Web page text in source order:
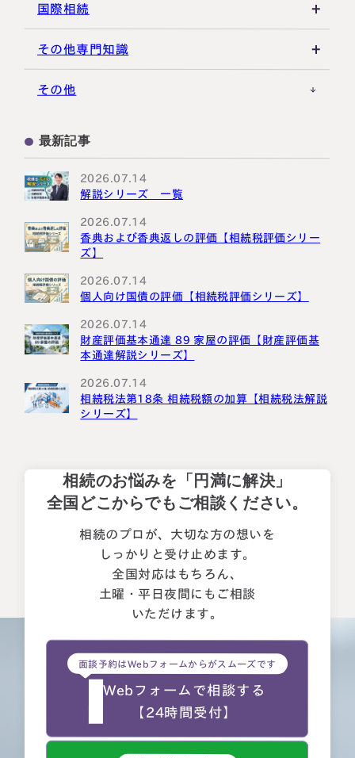
不動産活用
その他の相続対策
種類株式・名義株
役員関連
事業承継税制
合同会社・持分会社
医療法人
税理士選び・相談
税理士試験
税理士キャリア
国際相続
米国関連
海外不動産
国外転出時課税
その他専門知識
事例紹介
その他
最新記事
2026.07.14
解説シリーズ 一覧
2026.07.14
香典および香典返しの評価【相続税評価シリー
ズ】
2026.07.14
個人向け国債の評価【相続税評価シリーズ】
2026.07.14
財産評価基本通達 89 家屋の評価【財産評価基
本通達解説シリーズ】
2026.07.14
相続税法第18条 相続税額の加算【相続税法解説
シリーズ】
相続のお悩みを「円満に解決」
全国どこからでもご相談ください。
相続のプロが、大切な方の想いを
しっかりと受け止めます。
全国対応はもちろん、
土曜・平日夜間にもご相談
いただけます。
面談予約はWebフォームからがスムーズです
Webフォームで相談する
【24時間受付】